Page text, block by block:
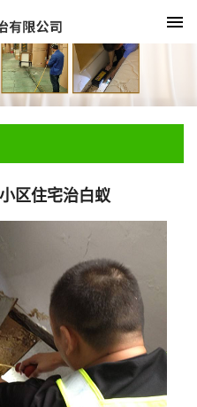
区住宅治白蚁